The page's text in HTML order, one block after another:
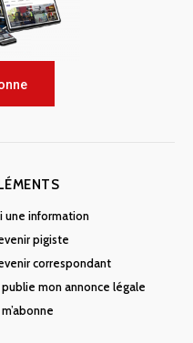
une information
pigiste
correspondant
publie mon annonce légale
m’abonne